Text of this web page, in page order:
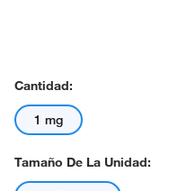
Cantidad:
1 mg
Tamaño De La Unidad: